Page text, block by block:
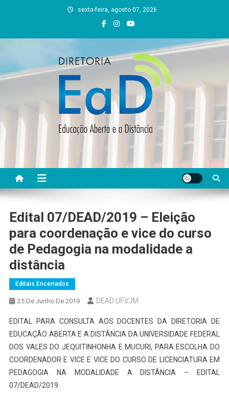
sexta-feira, agosto 07, 2026
DEAD UFVJM
Edital 07/DEAD/2019 – Eleição
para coordenação e vice do curso
de Pedagogia na modalidade a
distância
Editais Encerrados
25 De Junho De 2019 DEAD UFVJM
EDITAL PARA CONSULTA AOS DOCENTES DA DIRETORIA DE
EDUCAÇÃO ABERTA E A DISTÂNCIA DA UNIVERSIDADE FEDERAL
DOS VALES DO JEQUITINHONHA E MUCURI, PARA ESCOLHA DO
COORDENADOR E VICE E VICE DO CURSO DE LICENCIATURA EM
PEDAGOGIA NA MODALIDADE A DISTÂNCIA – EDITAL
07/DEAD/2019.